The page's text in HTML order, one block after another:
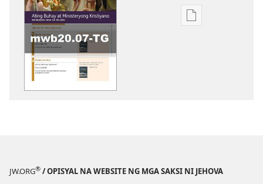
Opsiyon
Hulyo 2020
JW.ORG® / OPISYAL NA WEBSITE NG MGA SAKSI NI JEHOVA